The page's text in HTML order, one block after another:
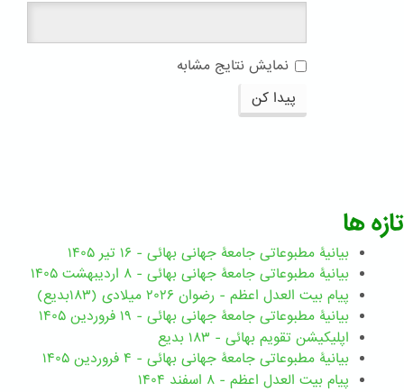
نمایش نتایج مشابه
پیدا کن
تازه ها
بیانیۀ مطبوعاتی جامعۀ جهانی بهائی - ۱۶ تیر ۱۴۰۵
بیانیۀ مطبوعاتی جامعۀ جهانی بهائی - ۸ اردیبهشت ۱۴۰۵
پیام بیت العدل اعظم - رضوان ۲۰۲۶ میلادی (۱۸۳بدیع)
بیانیۀ مطبوعاتی جامعۀ جهانی بهائی - ۱۹ فروردین ۱۴۰۵
اپلیکیشن تقویم بهائی - ۱۸۳ بدیع
بیانیۀ مطبوعاتی جامعۀ جهانی بهائی - ۴ فروردین ۱۴۰۵
پیام بیت العدل اعظم - ۸ اسفند ۱۴۰۴